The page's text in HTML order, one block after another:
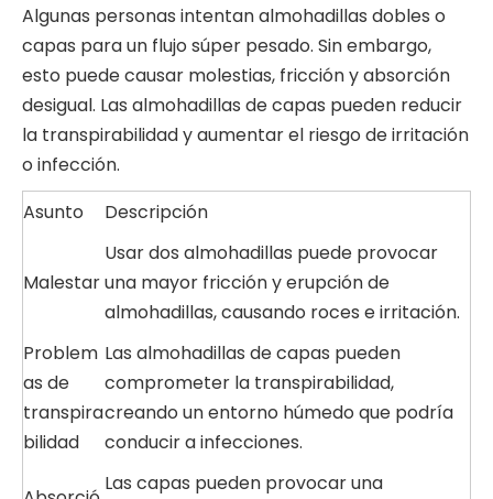
Algunas personas intentan almohadillas dobles o
capas para un flujo súper pesado. Sin embargo,
esto puede causar molestias, fricción y absorción
desigual. Las almohadillas de capas pueden reducir
la transpirabilidad y aumentar el riesgo de irritación
o infección.
Asunto
Descripción
Malestar
Usar dos almohadillas puede provocar
una mayor fricción y erupción de
almohadillas, causando roces e irritación.
Problem
as de
transpira
bilidad
Las almohadillas de capas pueden
comprometer la transpirabilidad,
creando un entorno húmedo que podría
conducir a infecciones.
Las capas pueden provocar una